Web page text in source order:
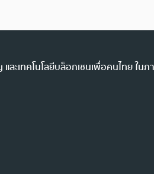
ะเทคโนโลยีบล็อกเชนเพื่อคนไทย ใ